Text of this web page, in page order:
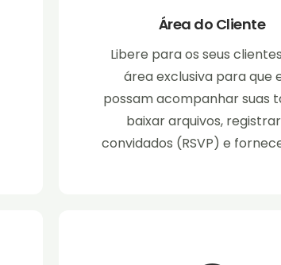
Área do Cliente
Libere para os seus
área exclusiva para que
possam acompanhar suas
baixar arquivos,
convidados (RSVP) e